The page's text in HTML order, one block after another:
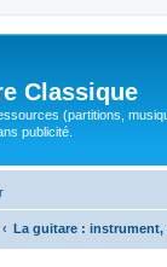
Classique
(partitions,
publicité.
La guitare :